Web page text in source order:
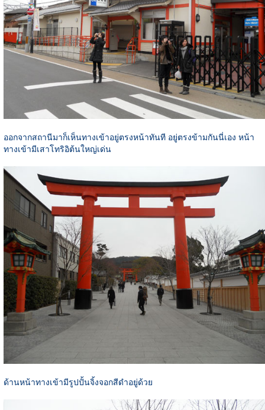
ออกจากสถานีมาก็เห็นทางเข้าอยู่ตรงหน้าทันที อยู่ตรงข้ามกันนี่เอง หน้า
ทางเข้ามีเสาโทริอิต้นใหญ่เด่น
ด้านหน้าทางเข้ามีรูปปั้นจิ้งจอกสีดำอยู่ด้วย